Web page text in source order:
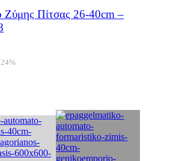
Ζύμης Πίτσας 26-40cm –